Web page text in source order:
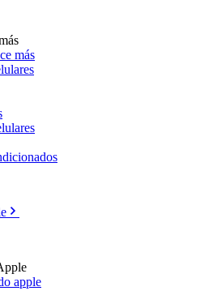
más
apple